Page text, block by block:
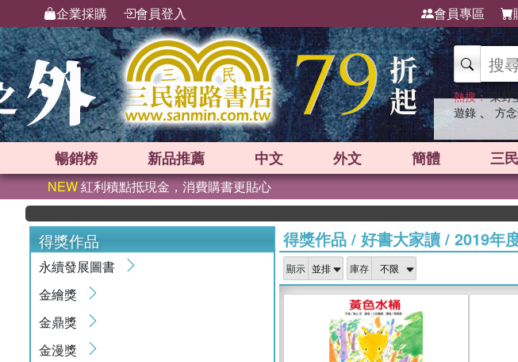
企業採購 會員登入 會員專區
熱搜： 東野
遊錄 、 方
暢銷榜 新品推薦 中文 外文 簡體 三
NEW紅利積點抵現金，消費購書更貼心
得獎作品
永續發展圖書
金繪獎
金鼎獎
金漫獎
得獎作品 / 好書大家讀 / 2019年
顯示 庫存